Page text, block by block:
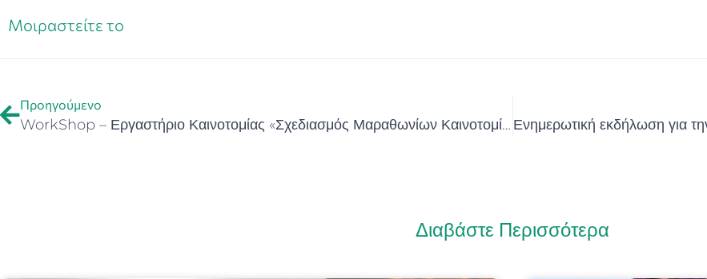
Μοιραστείτε το
Προηγούμενο
WorkShop – Εργαστήριο Καινοτομίας «Σχεδιασμός Μαραθωνίων Καινοτομίας (Hackathons)»
Διαβάστε Περισσότερα